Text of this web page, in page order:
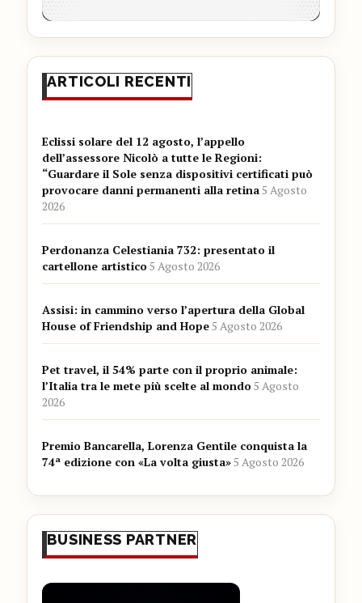
ARTICOLI RECENTI
Eclissi solare del 12 agosto, l’appello
dell’assessore Nicolò a tutte le Regioni:
“Guardare il Sole senza dispositivi certificati può
provocare danni permanenti alla retina5 Agosto
2026
Perdonanza Celestiania 732: presentato il
cartellone artistico5 Agosto 2026
Assisi: in cammino verso l’apertura della Global
House of Friendship and Hope5 Agosto 2026
Pet travel, il 54% parte con il proprio animale:
l’Italia tra le mete più scelte al mondo5 Agosto
2026
Premio Bancarella, Lorenza Gentile conquista la
74ª edizione con «La volta giusta»5 Agosto 2026
BUSINESS PARTNER